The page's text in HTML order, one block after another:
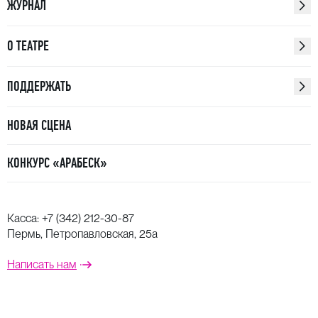
Надежда Павлова
Концертмейстеры: Елена Алексеева, Жанна
«Легенды Пермского театра»
вечеров и выставок, посвященных людям, которые
оперы и балета.
ЖУРНАЛ
О ТЕАТРЕ
ПОДДЕРЖАТЬ
НОВАЯ СЦЕНА
КОНКУРС «АРАБЕСК»
Касса: +7 (342) 212-30-87
Пермь, Петропавловская, 25а
Написать нам